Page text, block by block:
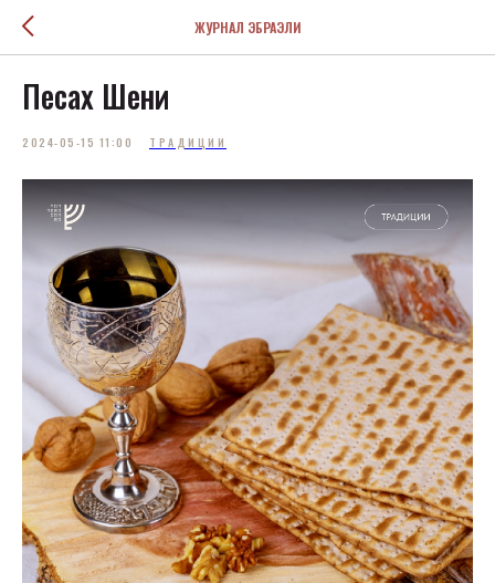
ЖУРНАЛ ЭБРАЭЛИ
Песах Шени
2024-05-15 11:00 ТРАДИЦИИ